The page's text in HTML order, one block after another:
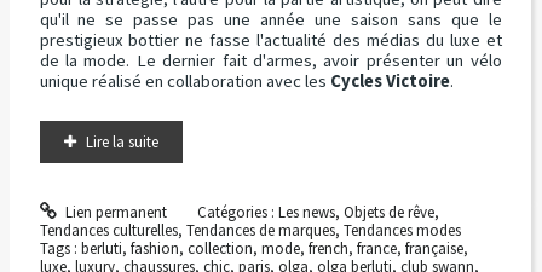
qu'il ne se passe pas une année une saison sans que le
prestigieux bottier ne fasse l'actualité des médias du luxe et
de la mode. Le dernier fait d'armes, avoir présenter un vélo
unique réalisé en collaboration avec les Cycles Victoire.
Lire la suite
Lien permanent Catégories : Les news, Objets de rêve,
Tendances culturelles, Tendances de marques, Tendances modes
Tags : berluti, fashion, collection, mode, french, france, française,
luxe, luxury, chaussures, chic, paris, olga, olga berluti, club swann,